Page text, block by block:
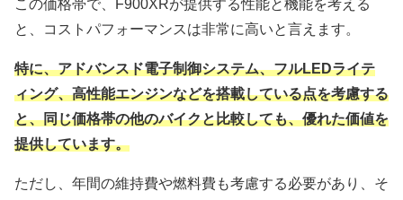
この価格帯で、F900XRが提供する性能と機能を考える
と、コストパフォーマンスは非常に高いと言えます。
特に、アドバンスド電子制御システム、フルLEDライテ
ィング、高性能エンジンなどを搭載している点を考慮する
と、同じ価格帯の他のバイクと比較しても、優れた価値を
提供しています。
ただし、年間の維持費や燃料費も考慮する必要があり、そ